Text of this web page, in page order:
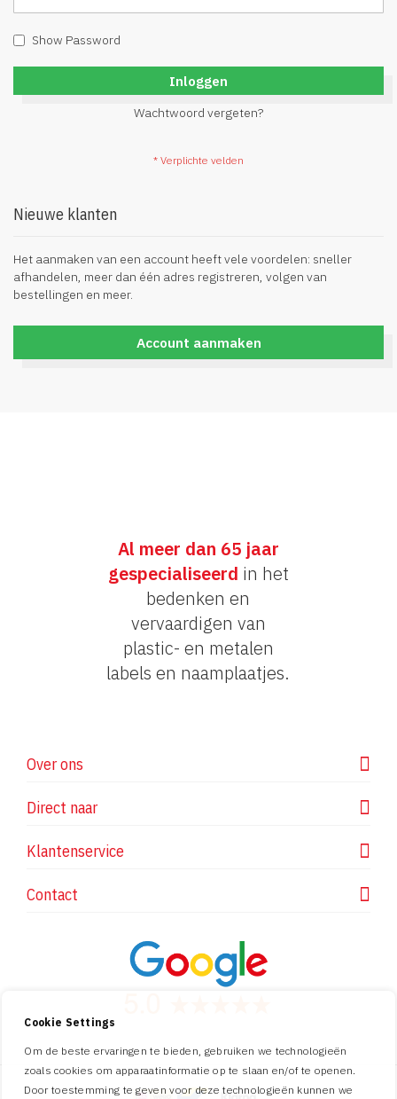
Show Password
Inloggen
Wachtwoord vergeten?
Nieuwe klanten
Het aanmaken van een account heeft vele voordelen: sneller
afhandelen, meer dan één adres registreren, volgen van
bestellingen en meer.
Account aanmaken
Al meer dan 65 jaar
gespecialiseerd in het
bedenken en
vervaardigen van
plastic- en metalen
labels en naamplaatjes.
Over ons
Direct naar
Klantenservice
Contact
Cookie Settings
Om de beste ervaringen te bieden, gebruiken we technologieën
zoals cookies om apparaatinformatie op te slaan en/of te openen.
Door toestemming te geven voor deze technologieën kunnen we